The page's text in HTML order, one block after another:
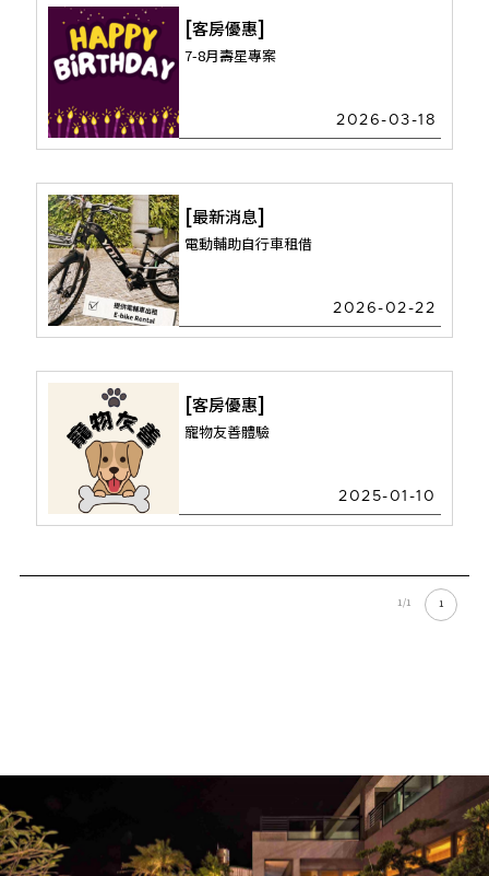
客房優惠
7-8月壽星專案
2026-03-18
最新消息
電動輔助自行車租借
2026-02-22
客房優惠
寵物友善體驗
2025-01-10
1/1 1